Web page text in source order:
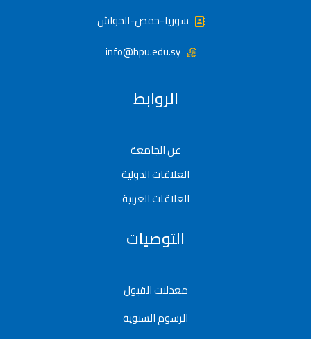
سوريا-حمص-الحواش
info@hpu.edu.sy
الروابط
عن الجامعة
العلاقات الدولية
العلاقات العربية
التوصيات
معدلات القبول
الرسوم السنوية